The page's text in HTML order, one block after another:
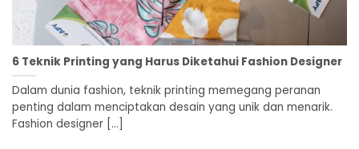
6 Teknik Printing yang Harus Diketahui Fashion Designer
Dalam dunia fashion, teknik printing memegang peranan
penting dalam menciptakan desain yang unik dan menarik.
Fashion designer [...]